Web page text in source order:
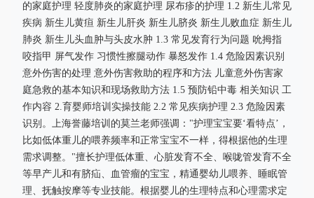
的家庭护理 轻度肺炎的家庭护理 尿布疹的护理 1.2 新生儿常见
疾病 新生儿黄疸 新生儿肝炎 新生儿脐炎 新生儿败血症 新生儿
肺炎 新生儿头血肿与头皮水肿 1.3 常见发育行为问题 吮拇指
咬指甲 屏气发作 习惯性擦腿动作 暴怒发作 1.4 危险因素识别
意外伤害的处理 意外伤害救助的程序和方法 儿童意外伤害家
庭急救的基本知识和现场救助方法 1.5 预防铅中毒 相关知识 工
作内容 2.育婴师培训实操技能 2.2 常见疾病护理 2.3 危险因素
识别。上海誉藤培训的莫兰老师强调："护理宝宝要‘看特点’，
比如低体重儿的喂养频率和正常宝宝不一样，得根据他的生理
需求调整。"擅长护理低体重、心脏发育不全、喉咙管发育不全
等早产儿和有脐疝、血管瘤的宝宝，精通婴幼儿喂养、睡眠管
理、抚触按摩等专业技能。根据婴儿的生理特点和心理需求定